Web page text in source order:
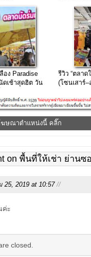
ทุกวัน ติดถ
อง Paradise
ดเช้าสุดฮิต วัน
รีวิว “ตลาด
(โซนเสาร์
ฆษณาตำแหน่งนี้ คลิ๊ก
on พื้นที่ให้เช่า ย่านซ
25, 2019 at 10:57//
ค่ะ
closed.